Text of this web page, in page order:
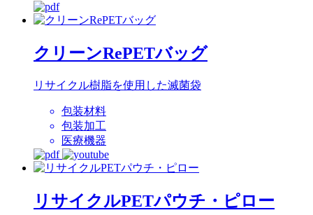
クリーンRePETバッグ
リサイクル樹脂を使用した滅菌袋
包装材料
包装加工
医療機器
リサイクルPETパウチ・ピロー